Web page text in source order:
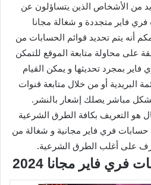
من الأشخاص الذين يتساؤلون عن
فاير متجددة و شغالة مجانا
أنه يتم تحديد قوائم الحسابات من
على محاولة متابعة الموقع للتمكن
بمجرد تحديثها و يمكن القيام
البريدية أو من خلال متابعة قنوات
مباشر يصلك إشعار بالنشر.
هو التعريف بكافة الطرق الشرعية
فري فاير مجانية و شغالة من
على أغلب الطرق الشرعية.
فاير مجانا 2024